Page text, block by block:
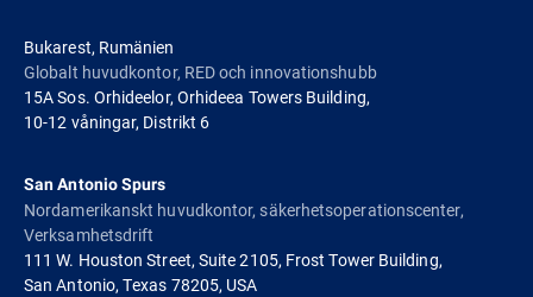
Bukarest, Rumänien
Globalt huvudkontor, RED och innovationshubb
15A Sos. Orhideelor, Orhideea Towers Building,
10-12 våningar, Distrikt 6
San Antonio Spurs
Nordamerikanskt huvudkontor, säkerhetsoperationscenter,
Verksamhetsdrift
111 W. Houston Street, Suite 2105, Frost Tower Building,
San Antonio, Texas 78205, USA